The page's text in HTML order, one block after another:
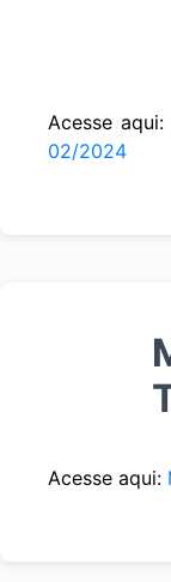
Acesse aqui:
02/2024
Acesse aqui: